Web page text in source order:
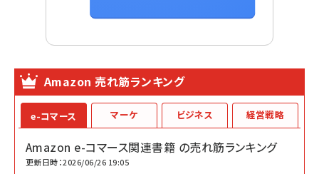
Amazon 売れ筋ランキング
e-コマース
Amazon e-コマース関連書籍 の売れ筋ランキング
更新日時：2026/06/26 19:05
マーケ ビジネス 経営戦略